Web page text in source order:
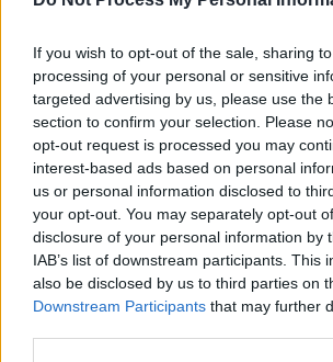
If you wish to opt-out of the sale, sharing
processing of your personal or sensitive
targeted advertising by us, please use the
section to confirm your selection. Please
opt-out request is processed you may
interest-based ads based on personal
us or personal information disclosed to
your opt-out. You may separately opt-out
disclosure of your personal information by
IAB’s list of downstream participants. This
also be disclosed by us to third parties on
Downstream Participants that may further
*Analiza unui debut dezastruos:
Bosnia 0-1 în preliminariile CM
anemică, tactică greșită, un
penalty clar refuzat de arbitru
*Despărțirea fără suflet dintre
„Generația de Suflet”
S-a născut naționala pentru